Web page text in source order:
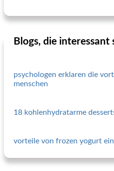
Blogs, die interessant
psychologen erklaren die
menschen
18 kohlenhydratarme
vorteile von frozen yogurt